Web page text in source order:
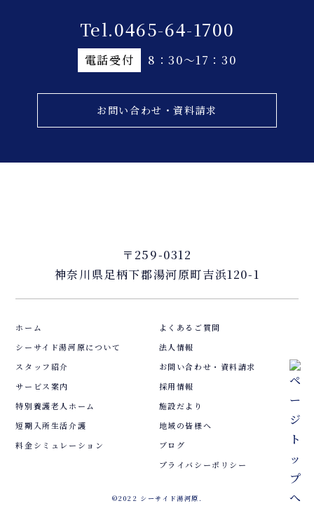
Tel.0465-64-1700
電話受付 8：30～17：30
お問い合わせ・資料請求
〒259-0312
神奈川県足柄下郡湯河原町吉浜120-1
ホーム
シーサイド湯河原について
スタッフ紹介
サービス案内
特別養護老人ホーム
短期入所生活介護
料金シミュレーション
よくあるご質問
法人情報
お問い合わせ・資料請求
採用情報
施設だより
地域の皆様へ
ブログ
プライバシーポリシー
©2022 シーサイド湯河原.